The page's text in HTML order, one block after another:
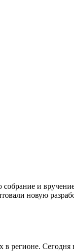
и
новую
регионе. Сегодня